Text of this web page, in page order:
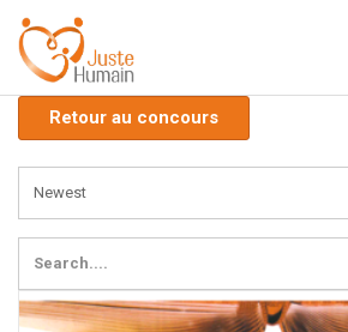
Retour au concours